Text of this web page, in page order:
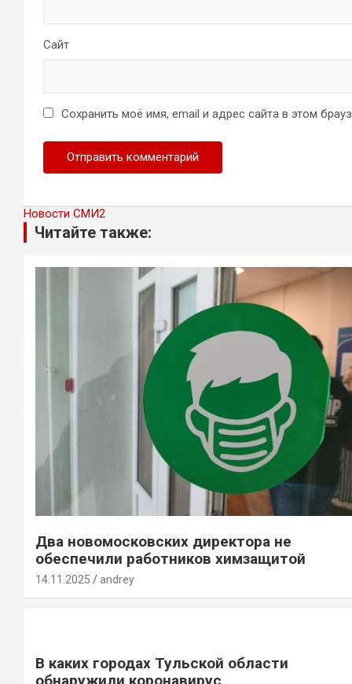
Сайт
Сохранить моё имя, email и адрес сайта в этом
Новости СМИ2
Читайте также:
Два новомосковских директора не
обеспечили работников химзащитой
14.11.2025 andrey
В каких городах Тульской области